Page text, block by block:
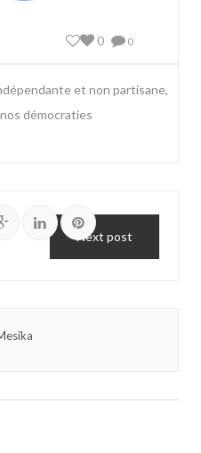
0
0
et non partisane,
démocraties
Next post